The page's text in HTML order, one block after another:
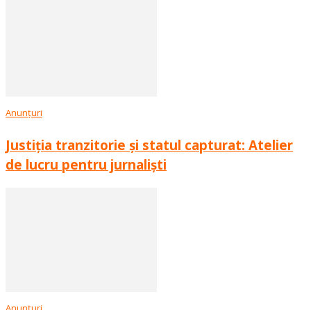
Anunțuri
Justiția tranzitorie și statul capturat: Atelier
de lucru pentru jurnaliști